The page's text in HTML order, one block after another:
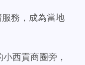
務，成為當地
西貢商圈旁，